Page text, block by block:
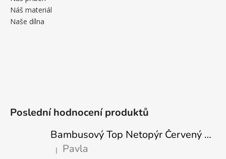
Náš materiál
Naše dílna
Poslední hodnocení produktů
Bambusový Top Netopýr Červený 3/4 Rukáv Volný Střih Dámský
Hodnocení produktu je 5 z 5 hvězdiček.
| Pavla